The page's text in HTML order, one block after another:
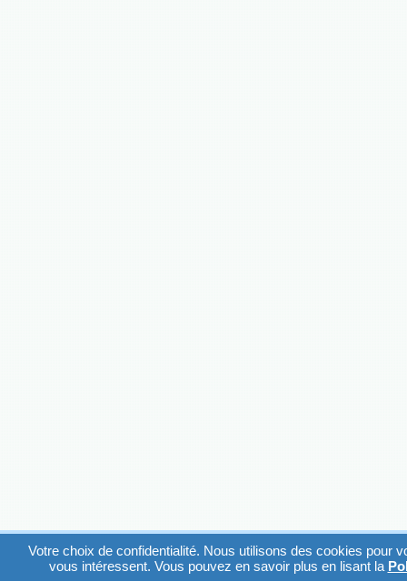
Votre choix de confidentialité. Nous utilisons des cookies pour
vous intéressent. Vous pouvez en savoir plus en lisant la